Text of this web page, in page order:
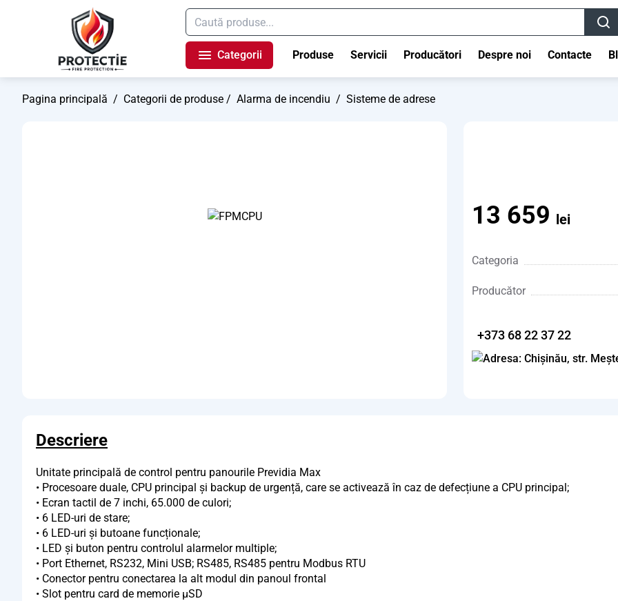
Categorii Produse Servicii Producători Despre noi Contacte
Pagina principală / Categorii de produse / Alarma de incendiu / Sisteme de adrese
13 659 lei
Categoria
Producător
+373 68 22 37 22
Descriere
Unitate principală de control pentru panourile Previdia Max
• Procesoare duale, CPU principal și backup de urgență, care se activează în caz de defecțiune a CPU principal;
• Ecran tactil de 7 inchi, 65.000 de culori;
• 6 LED-uri de stare;
• 6 LED-uri și butoane funcționale;
• LED și buton pentru controlul alarmelor multiple;
• Port Ethernet, RS232, Mini USB; RS485, RS485 pentru Modbus RTU
• Conector pentru conectarea la alt modul din panoul frontal
• Slot pentru card de memorie µSD